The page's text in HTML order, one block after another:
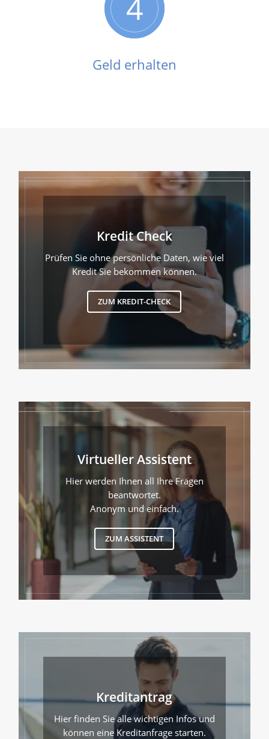
4
Geld erhalten
Kredit Check
Prüfen Sie ohne persönliche Daten, wie viel
Kredit Sie bekommen können.
ZUM KREDIT-CHECK
Virtueller Assistent
Hier werden Ihnen all Ihre Fragen
beantwortet.
Anonym und einfach.
ZUM ASSISTENT
Kreditantrag
Hier finden Sie alle wichtigen Infos und
können eine Kreditanfrage starten.